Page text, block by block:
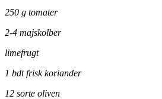
250 g tomater
2-4 majskolber
limefrugt
1 bdt frisk koriander
12 sorte oliven